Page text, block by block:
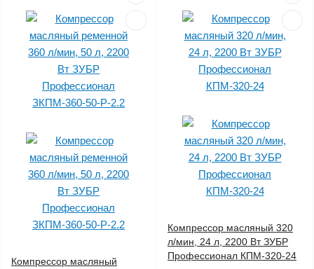
Компрессор масляный
Компрессор масляный 320
л/мин, 24 л, 2200 Вт ЗУБР
Профессионал КПМ-320-24